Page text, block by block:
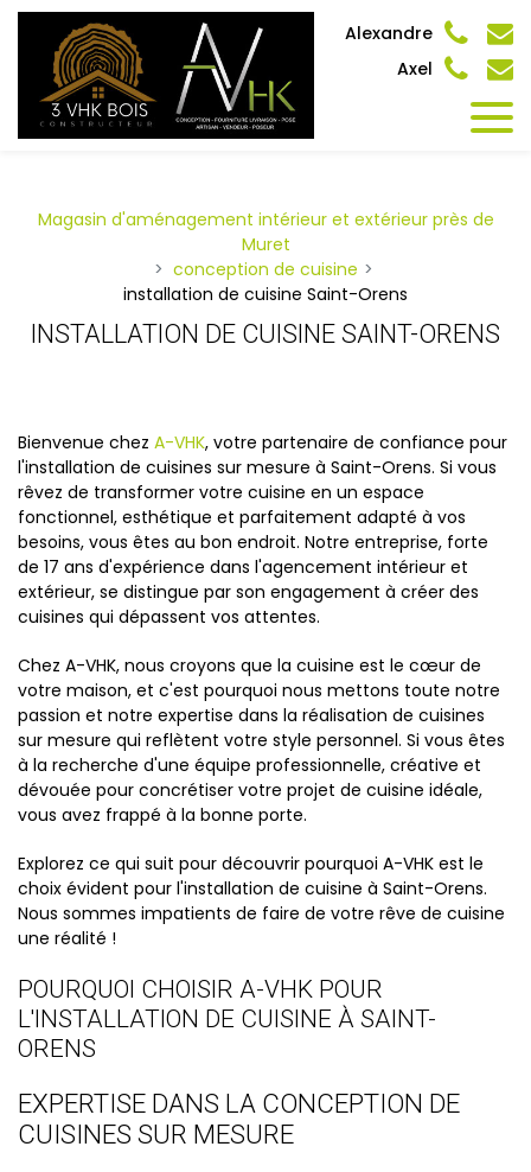
Alexandre
Axel
Magasin d'aménagement intérieur et extérieur près de
Muret
conception de cuisine
installation de cuisine Saint-Orens
INSTALLATION DE CUISINE SAINT-ORENS
Bienvenue chez A-VHK, votre partenaire de confiance pour
l'installation de cuisines sur mesure à Saint-Orens. Si vous
rêvez de transformer votre cuisine en un espace
fonctionnel, esthétique et parfaitement adapté à vos
besoins, vous êtes au bon endroit. Notre entreprise, forte
de 17 ans d'expérience dans l'agencement intérieur et
extérieur, se distingue par son engagement à créer des
cuisines qui dépassent vos attentes.
Chez A-VHK, nous croyons que la cuisine est le cœur de
votre maison, et c'est pourquoi nous mettons toute notre
passion et notre expertise dans la réalisation de cuisines
sur mesure qui reflètent votre style personnel. Si vous êtes
à la recherche d'une équipe professionnelle, créative et
dévouée pour concrétiser votre projet de cuisine idéale,
vous avez frappé à la bonne porte.
Explorez ce qui suit pour découvrir pourquoi A-VHK est le
choix évident pour l'installation de cuisine à Saint-Orens.
Nous sommes impatients de faire de votre rêve de cuisine
une réalité !
POURQUOI CHOISIR A-VHK POUR
L'INSTALLATION DE CUISINE À SAINT-
ORENS
EXPERTISE DANS LA CONCEPTION DE
CUISINES SUR MESURE
Panneau de gestion des cookies